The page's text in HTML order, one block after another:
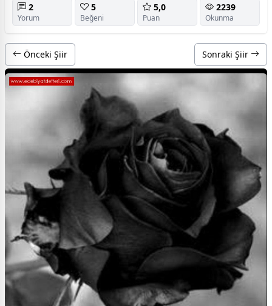
2
Yorum
5
Beğeni
5,0
Puan
2239
Okunma
Önceki Şiir Sonraki Şiir